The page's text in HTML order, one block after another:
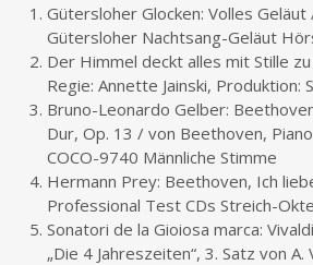
Gütersloher Glocken: Volles Geläut
Gütersloher Nachtsang-Geläut
Der Himmel deckt alles mit Stille zu
Regie: Annette Jainski, Produktion:
Bruno-Leonardo Gelber:
Dur, Op. 13 / von Beethoven,
COCO-9740 Männliche Stimme
Hermann Prey: Beethoven, Ich
Professional Test CDs Streich-
Sonatori de la Gioiosa marca:
„Die 4 Jahreszeiten“, 3. Satz von A.